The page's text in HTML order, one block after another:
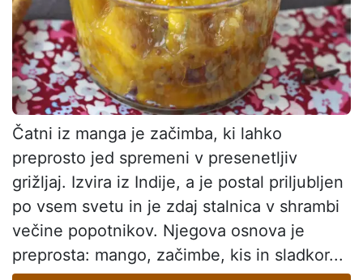
Čatni iz manga je začimba, ki lahko
preprosto jed spremeni v presenetljiv
grižljaj. Izvira iz Indije, a je postal priljubljen
po vsem svetu in je zdaj stalnica v shrambi
večine popotnikov. Njegova osnova je
preprosta: mango, začimbe, kis in sladkor...